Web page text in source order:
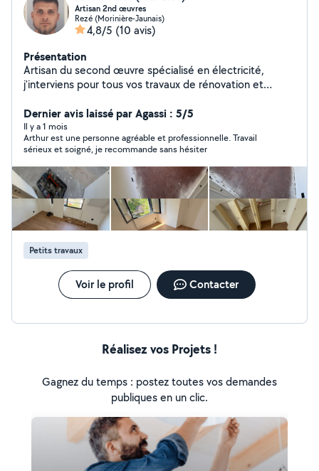
Artisan 2nd œuvres
Rezé (Morinière-Jaunais)
4,8/5 (10 avis)
Présentation
Artisan du second œuvre spécialisé en électricité,
j'interviens pour tous vos travaux de rénovation et
en électricité générale, pose de sols souples et rigides,
peinture, enduits ainsi que l'installation et le
remplacement d'équipements sanitaires (WC,
robinetterie, vasques, meubles de salle de bain et
équipements de cuisine). Sérieux et réactif, je vous
accompagne avec des solutions adaptées à vos
besoins, aussi bien en rénovation qu'en amélioration de
l'habitat. ART ELEC
Dernier avis laissé par Agassi : 5/5
Il y a 1 mois
Arthur est une personne agréable et professionnelle. Travail
sérieux et soigné, je recommande sans hésiter
Petits travaux
Voir le profil Contacter
Réalisez vos Projets !
Gagnez du temps : postez toutes vos demandes
publiques en un clic.